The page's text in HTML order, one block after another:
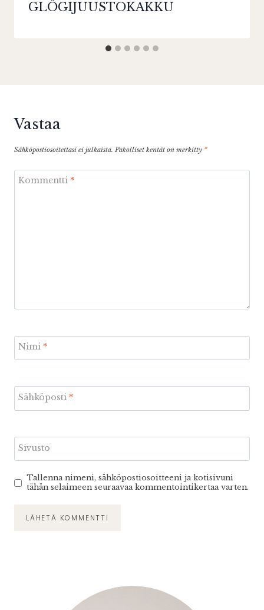
GLÖGIJUUSTOKAKKU
Vastaa
Sähköpostiosoitettasi ei julkaista. Pakolliset kentät on merkitty *
Kommentti *
Nimi *
Sähköposti *
Sivusto
Tallenna nimeni, sähköpostiosoitteeni ja kotisivuni
tähän selaimeen seuraavaa kommentointikertaa varten.